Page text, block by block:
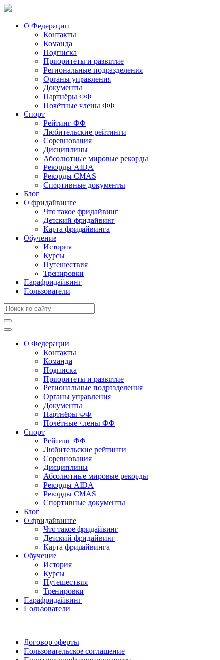
О Федерации
Контакты
Команда
Подписка
Приоритеты и развитие
Региональные подразделения
Органы управления
Документы
Партнёры ФФ
Почётные члены ФФ
Спорт
Рейтинг ФФ
Любительские рейтинги
Соревнования
Дисциплины
Абсолютные мировые рекорды
Рекорды AIDA
Рекорды CMAS
Спортивные документы
Блог
О фридайвинге
Что такое фридайвинг
Детский фридайвинг
Карта фридайвинга
Обучение
История
Курсы
Путешествия
Тренировки
Парафридайвинг
Пользователи
О Федерации
Контакты
Команда
Подписка
Приоритеты и развитие
Региональные подразделения
Органы управления
Документы
Партнёры ФФ
Почётные члены ФФ
Спорт
Рейтинг ФФ
Любительские рейтинги
Соревнования
Дисциплины
Абсолютные мировые рекорды
Рекорды AIDA
Рекорды CMAS
Спортивные документы
Блог
О фридайвинге
Что такое фридайвинг
Детский фридайвинг
Карта фридайвинга
Обучение
История
Курсы
Путешествия
Тренировки
Парафридайвинг
Пользователи
Договор оферты
Пользовательское соглашение